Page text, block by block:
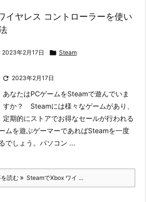
イヤレス コントローラーを使い
2023年2月17日  Steam
 2023年2月17日
あなたはPCゲームをSteamで遊んでいま
すか？ Steamには様々なゲームがあり、
定期的にストアでお得なセールが行われる
ムを遊ぶゲーマーであればSteamを一度
でしょう。 パソコン ...
読む SteamでXbox ワイ ...